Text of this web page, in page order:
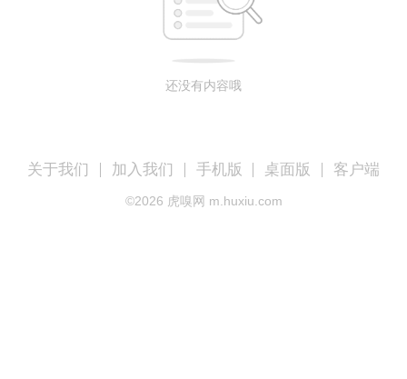
还没有内容哦
关于我们 加入我们 手机版 桌面版 客户端
©2026 虎嗅网 m.huxiu.com